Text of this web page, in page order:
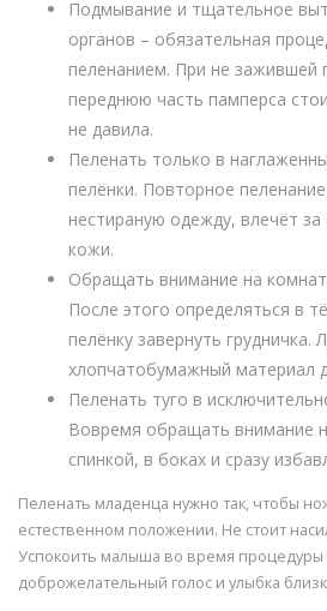
Подмывание и тщательное
органов – обязательная
пеленанием. При не зажившей
переднюю часть памперса
не давила.
Пеленать только в
пелёнки. Повторное
нестираную одежду, влечёт
кожи.
Обращать внимание на
После этого определяться в
пелёнку завернуть грудничка.
хлопчатобумажный материал
Пеленать туго в
Вовремя обращать внимание
спинкой, в боках и сразу
Пеленать младенца нужно так, чтобы
естественном положении. Не стоит
Успокоить малыша во время
доброжелательный голос и улыбка